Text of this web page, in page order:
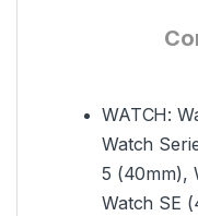
WATCH:
Watch
5 (40mm),
Watch SE